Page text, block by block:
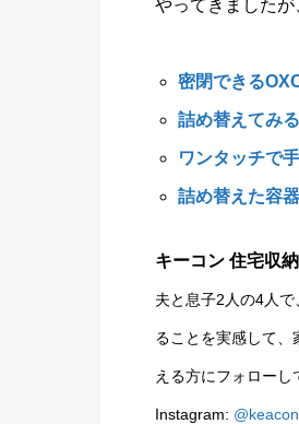
やってきましたが
密閉できる
詰め替えてみ
ワンタッチで
詰め替えた容
キーコン 住宅収
夫と息子2人の4人
ることを実感して、
える方にフォローし
Instagram: